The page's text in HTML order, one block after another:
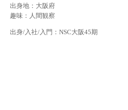
出身地：大阪府
趣味：人間観察
出身/入社/入門：NSC大阪45期